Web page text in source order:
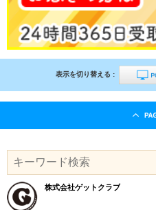
表示を切り替える :
株式会社ゲットクラブ